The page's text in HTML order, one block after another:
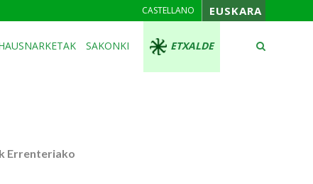
CASTELLANO EUSKARA
SAKONKI ETXALDE
Errenteriako